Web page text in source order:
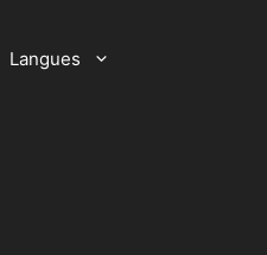
Langues